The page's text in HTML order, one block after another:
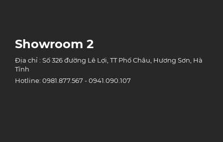
Showroom 2
Địa chỉ : Số 326 đường Lê Lợi, TT Phố Châu, Hương Sơn, Hà
Tĩnh
Hotline: 0981.877.567 - 0941.090.107